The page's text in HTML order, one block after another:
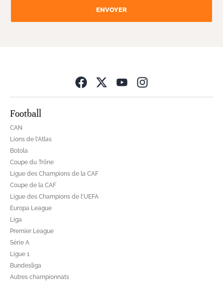
ENVOYER
Football
CAN
Lions de l'Atlas
Botola
Coupe du Trône
Ligue des Champions de la CAF
Coupe de la CAF
Ligue des Champions de l'UEFA
Europa League
Liga
Premier League
Série A
Ligue 1
Bundesliga
Autres championnats